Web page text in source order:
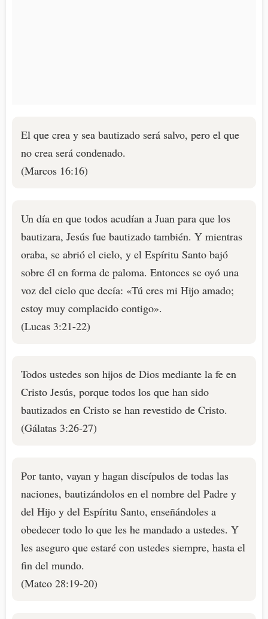
El que crea y sea bautizado será salvo, pero el que
no crea será condenado.
(Marcos 16:16)
Un día en que todos acudían a Juan para que los
bautizara, Jesús fue bautizado también. Y mientras
oraba, se abrió el cielo, y el Espíritu Santo bajó
sobre él en forma de paloma. Entonces se oyó una
voz del cielo que decía: «Tú eres mi Hijo amado;
estoy muy complacido contigo».
(Lucas 3:21-22)
Todos ustedes son hijos de Dios mediante la fe en
Cristo Jesús, porque todos los que han sido
bautizados en Cristo se han revestido de Cristo.
(Gálatas 3:26-27)
Por tanto, vayan y hagan discípulos de todas las
naciones, bautizándolos en el nombre del Padre y
del Hijo y del Espíritu Santo, enseñándoles a
obedecer todo lo que les he mandado a ustedes. Y
les aseguro que estaré con ustedes siempre, hasta el
fin del mundo.
(Mateo 28:19-20)